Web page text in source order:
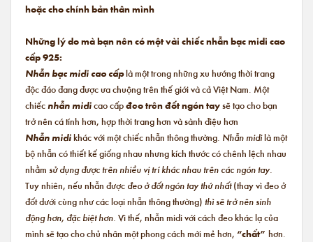
hoặc cho chính bản thân mình
Những lý do mà bạn nên có một vài chiếc nhẫn bạc midi cao
cấp 925:
Nhẫn bạc midi cao cấplà một trong những xu hướng thời trang
độc đáo đang được ưa chuộng trên thế giới và cả Việt Nam. Một
chiếcnhẫn midicao cấpđeo trên đốt ngón taysẽ tạo cho bạn
trở nên cá tính hơn, hợp thời trang hơn và sành điệu hơn
Nhẫn midikhác với một chiếc nhẫn thông thường. Nhẫn midilà một
bộ nhẫn có thiết kế giống nhau nhưng kích thước có chênh lệch nhau
nhằm sử dụng được trên nhiều vị trí khác nhau trên các ngón tay.
Tuy nhiên, nếu nhẫn được đeo ở đốt ngón tay thứ nhất(thay vì đeo ở
đốt dưới cùng như các loại nhẫn thông thường) thì sẽ trở nên sinh
động hơn, đặc biệt hơn. Vì thế, nhẫn midi với cách đeo khác lạ của
mình sẽ tạo cho chủ nhân một phong cách mới mẻ hơn, “chất” hơn.